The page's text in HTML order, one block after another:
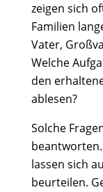
zeigen sich
Familien
Vater,
Welche
den
ablesen?
Solche
lassen sich
beurteilen.